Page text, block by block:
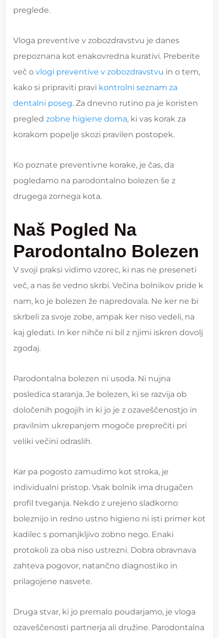
preglede.
Vloga preventive v zobozdravstvu je danes
prepoznana kot enakovredna kurativi. Preberite
več o vlogi preventive v zobozdravstvu in o tem,
kako si pripraviti pravi kontrolni seznam za
dentalni poseg. Za dnevno rutino pa je koristen
pregled zobne higiene doma, ki vas korak za
korakom popelje skozi pravilen postopek.
Ko poznate preventivne korake, je čas, da
pogledamo na parodontalno bolezen še z
drugega zornega kota.
Naš Pogled Na
Parodontalno Bolezen
V svoji praksi vidimo vzorec, ki nas ne preseneti
več, a nas še vedno skrbi. Večina bolnikov pride k
nam, ko je bolezen že napredovala. Ne ker ne bi
skrbeli za svoje zobe, ampak ker niso vedeli, na
kaj gledati. In ker nihče ni bil z njimi iskren dovolj
zgodaj.
Parodontalna bolezen ni usoda. Ni nujna
posledica staranja. Je bolezen, ki se razvija ob
določenih pogojih in ki jo je z ozaveščenostjo in
pravilnim ukrepanjem mogoče preprečiti pri
veliki večini odraslih.
Kar pa pogosto zamudimo kot stroka, je
individualni pristop. Vsak bolnik ima drugačen
profil tveganja. Nekdo z urejeno sladkorno
boleznijo in redno ustno higieno ni isti primer kot
kadilec s pomanjkljivo zobno nego. Enaki
protokoli za oba niso ustrezni. Dobra obravnava
zahteva pogovor, natančno diagnostiko in
prilagojene nasvete.
Druga stvar, ki jo premalo poudarjamo, je vloga
ozaveščenosti partnerja ali družine. Parodontalna